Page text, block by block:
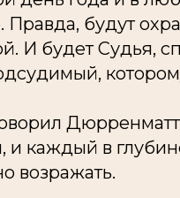
Правда, будут
И будет Судья,
каждый в
возражать.